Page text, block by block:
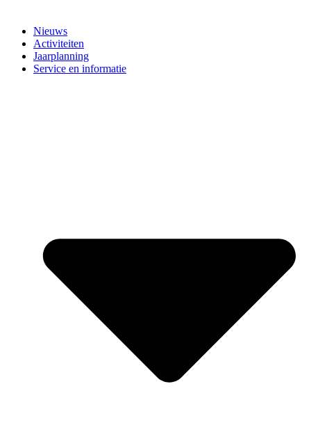
Nieuws
Activiteiten
Jaarplanning
Service en informatie